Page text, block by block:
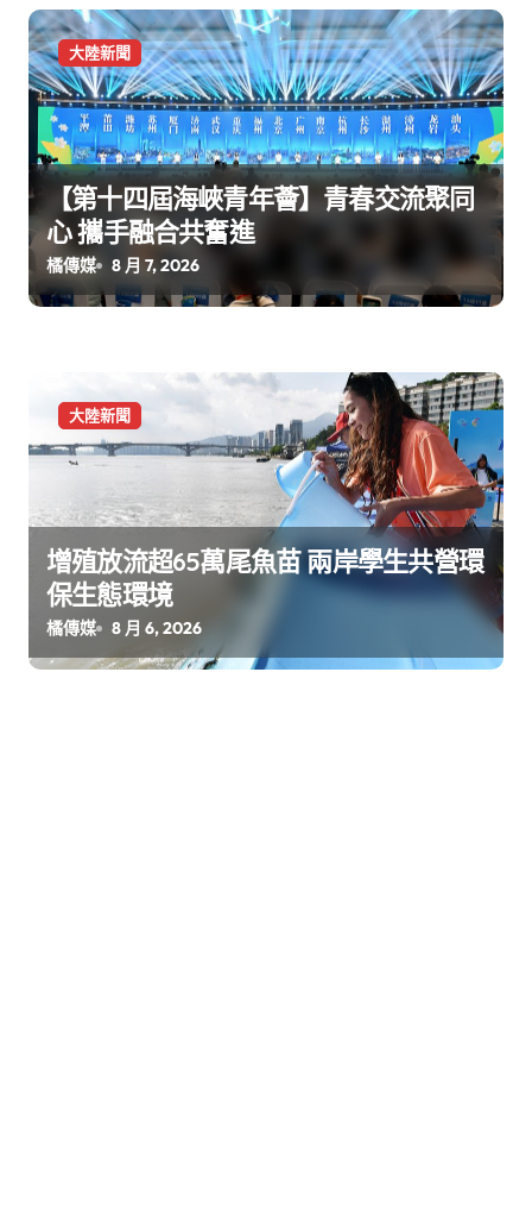
大陸新聞
【第十四屆海峽青年薈】青春交流聚同
心 攜手融合共奮進
橘傳媒 8 月 7, 2026
大陸新聞
增殖放流超65萬尾魚苗 兩岸學生共營環
保生態環境
橘傳媒 8 月 6, 2026